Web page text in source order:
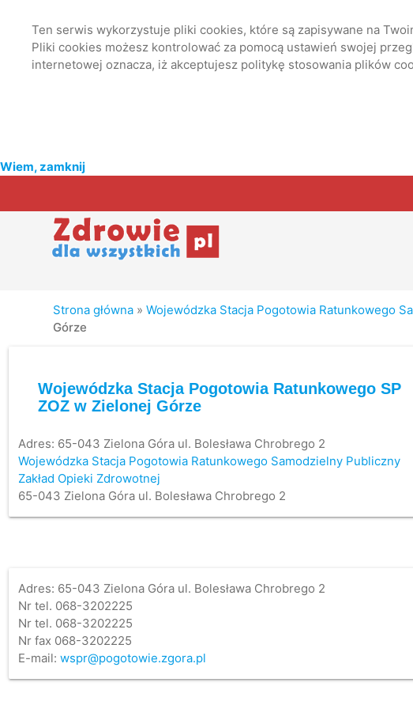
Ten serwis wykorzystuje pliki cookies, które są zapisywane na
Pliki cookies możesz kontrolować za pomocą ustawień swojej
internetowej oznacza, iż akceptujesz politykę stosowania plików
Wiem, zamknij
Strona główna »Wojewódzka Stacja Pogotowia Ratunkowego
Górze
Wojewódzka Stacja Pogotowia Ratunkowego SP
ZOZ w Zielonej Górze
Adres: 65-043 Zielona Góra ul. Bolesława Chrobrego 2
Wojewódzka Stacja Pogotowia Ratunkowego Samodzielny Publiczny
Zakład Opieki Zdrowotnej
65-043 Zielona Góra ul. Bolesława Chrobrego 2
Adres: 65-043 Zielona Góra ul. Bolesława Chrobrego 2
Nr tel. 068-3202225
Nr tel. 068-3202225
Nr fax 068-3202225
E-mail: wspr@pogotowie.zgora.pl